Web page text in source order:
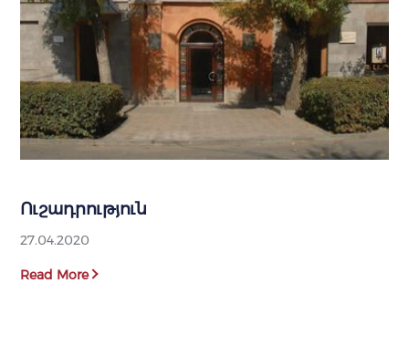
Ուշադրություն
27.04.2020
Read More